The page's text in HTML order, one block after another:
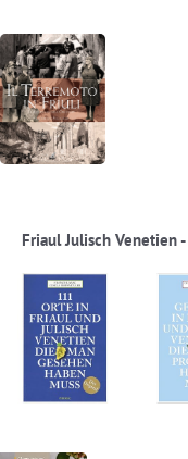
Friaul Julisch Venetien